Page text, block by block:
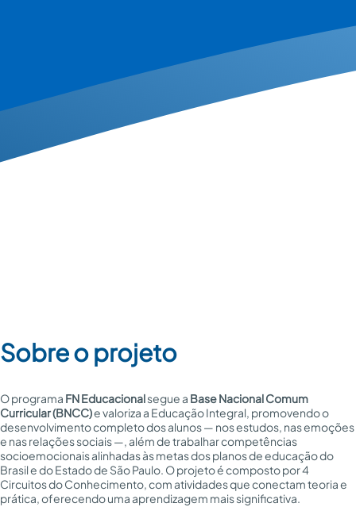
Sobre o projeto
O programa FN Educacionalsegue a Base Nacional Comum
Curricular (BNCC)e valoriza a Educação Integral, promovendo o
desenvolvimento completo dos alunos — nos estudos, nas emoções
e nas relações sociais —, além de trabalhar competências
socioemocionais alinhadas às metas dos planos de educação do
Brasil e do Estado de São Paulo. O projeto é composto por 4
Circuitos do Conhecimento, com atividades que conectam teoria e
prática, oferecendo uma aprendizagem mais significativa.